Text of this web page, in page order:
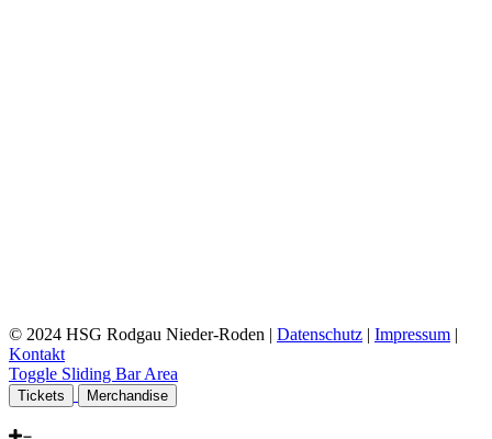
© 2024 HSG Rodgau Nieder-Roden | Datenschutz | Impressum |
Kontakt
Toggle Sliding Bar Area
Tickets Merchandise